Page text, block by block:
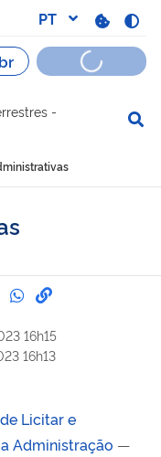
-
por Facebook
por Twitter
Compartilhe por
Compartilhe
link para
16h15
16h13
Licitar e
Administração —